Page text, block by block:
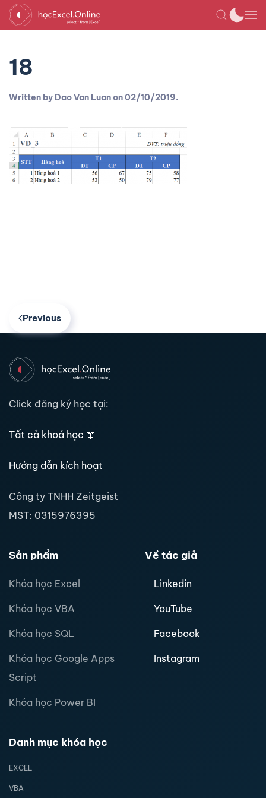
18
Written by Dao Van Luanon02/10/2019.
Previous
Click đăng ký học tại:
Tất cả khoá học 📖
Hướng dẫn kích hoạt
Công ty TNHH Zeitgeist
MST: 0315976395
Sản phẩm
Khóa học Excel
Khóa học VBA
Khóa học SQL
Khóa học Google Apps
Script
Khóa học Power BI
Về tác giả
Linkedin
YouTube
Facebook
Instagram
Danh mục khóa học
EXCEL
VBA